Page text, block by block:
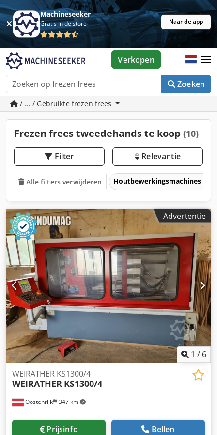
Machineseeker
Gratis in de store Naar de app
Zoeken
Verkopen
/ ... / Gebruikte frezen frees
Frezen frees tweedehands te koop (10)
Filter Relevantie
Alle filters verwijderen Houtbewerkingsmachines
Advertentie
1 / 6
Oostenrijk 347 km
WEIRATHER KS1300/4
WEIRATHER KS1300/4
Prijsinfo Bellen